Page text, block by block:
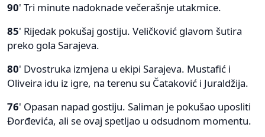
90' Tri minute nadoknade večerašnje utakmice.
85' Rijedak pokušaj gostiju. Veličković glavom šutira
preko gola Sarajeva.
80' Dvostruka izmjena u ekipi Sarajeva. Mustafić i
Oliveira idu iz igre, na terenu su Čataković i Juraldžija.
76' Opasan napad gostiju. Saliman je pokušao uposliti
Đorđevića, ali se ovaj spetljao u odsudnom momentu.